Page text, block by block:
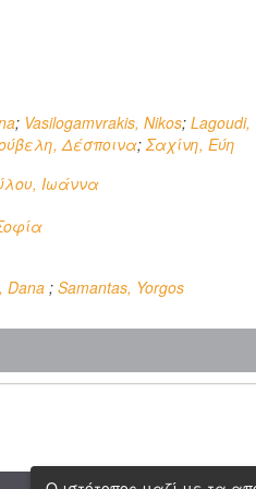
; Vasilogamvrakis, Nikos; Lagoudi,
Δέσποινα;Σαχίνη, Εύη
Ιωάννα
Dana ; Samantas, Yorgos